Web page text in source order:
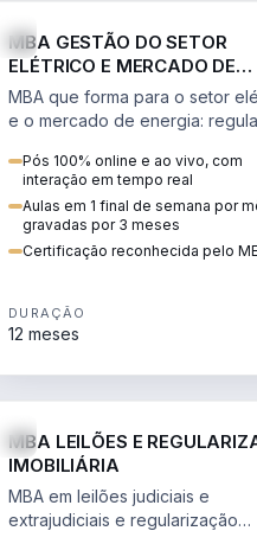
MBA GESTÃO DO SETOR
ELÉTRICO E MERCADO DE
ENERGIA
MBA que forma para o setor
e o mercado de energia:
transmissão e revisão tarifária.
Pós 100% online e ao vivo, com
interação em tempo real
Aulas em 1 final de semana por
gravadas por 3 meses
Certificação reconhecida pelo
DURAÇÃO
12 meses
MBA LEILÕES E
IMOBILIÁRIA
MBA em leilões judiciais e
extrajudiciais e regularização